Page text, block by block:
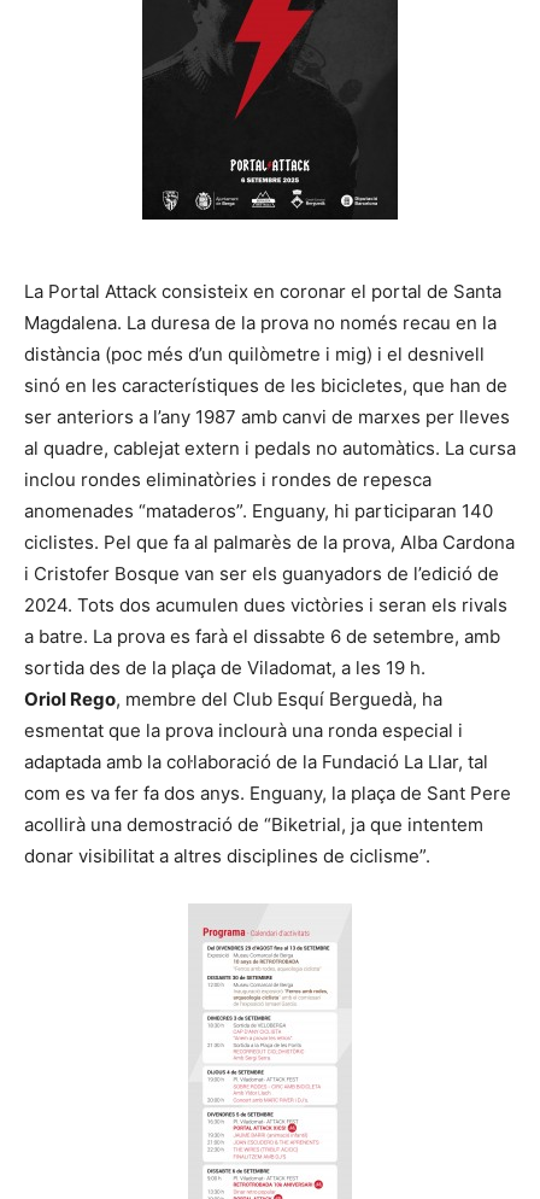
La Portal Attack consisteix en coronar el portal de Santa
Magdalena. La duresa de la prova no només recau en la
distància (poc més d’un quilòmetre i mig) i el desnivell
sinó en les característiques de les bicicletes, que han de
ser anteriors a l’any 1987 amb canvi de marxes per lleves
al quadre, cablejat extern i pedals no automàtics. La cursa
inclou rondes eliminatòries i rondes de repesca
anomenades “mataderos”. Enguany, hi participaran 140
ciclistes. Pel que fa al palmarès de la prova, Alba Cardona
i Cristofer Bosque van ser els guanyadors de l’edició de
2024. Tots dos acumulen dues victòries i seran els rivals
a batre. La prova es farà el dissabte 6 de setembre, amb
sortida des de la plaça de Viladomat, a les 19 h.
Oriol Rego, membre del Club Esquí Berguedà, ha
esmentat que la prova inclourà una ronda especial i
adaptada amb la col·laboració de la Fundació La Llar, tal
com es va fer fa dos anys. Enguany, la plaça de Sant Pere
acollirà una demostració de “Biketrial, ja que intentem
donar visibilitat a altres disciplines de ciclisme”.